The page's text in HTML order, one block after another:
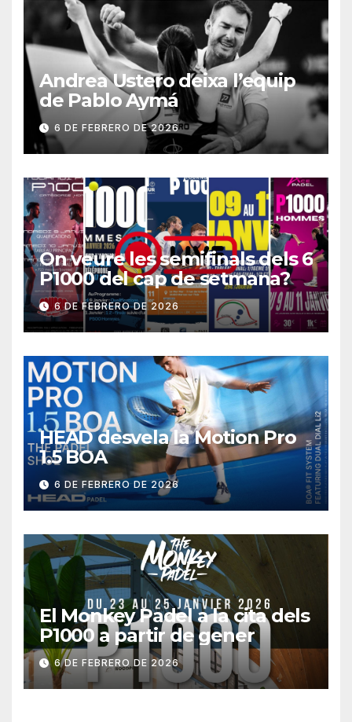
Andrea Ustero deixa l’equip
de Pablo Aymá
6 DE FEBRERO DE 2026
On veure les semifinals dels 6
P1000 del cap de setmana?
6 DE FEBRERO DE 2026
HEAD desvela la Motion Pro
1.5 BOA
6 DE FEBRERO DE 2026
El Monkey Padel a la cita dels
P1000 a partir de gener
6 DE FEBRERO DE 2026